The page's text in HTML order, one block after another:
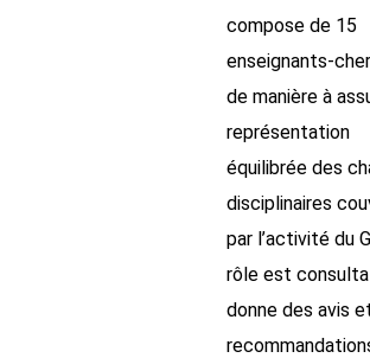
compose de 15
enseignants-
de manière à
représentation
équilibrée des
disciplinaires
par l’activité du
rôle est
donne des avis